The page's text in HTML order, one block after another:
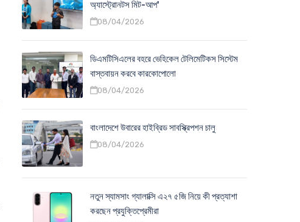
অ্যাস্ট্রোনটস মিট-আপ'
08/04/2026
ডিএমটিসিএলের বহরে ভেহিকেল টেলিমেটিকস সিস্টেম
বাস্তবায়ন করবে কারকোপোলো
08/04/2026
বাংলাদেশে উবারের হাইব্রিড সাবস্ক্রিপশন চালু
08/04/2026
নতুন স্যামসাং গ্যালাক্সি এ২৭ ৫জি নিয়ে কী প্রত্যাশা
করছেন প্রযুক্তিপ্রেমীরা